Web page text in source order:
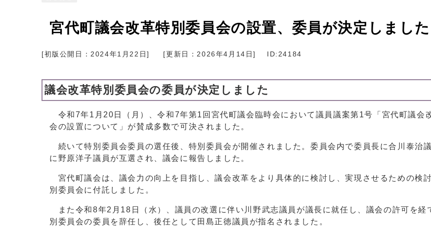
宮代町議会改革特別委員会の設置、委員が決定しました
[初版公開日：2024年1月22日] [更新日：2026年4月14日] ID:24184
議会改革特別委員会の委員が決定しました
令和7年1月20日（月）、令和7年第1回宮代町議会臨時会において議員議案第1号「宮代町議会
会の設置について」が賛成多数で可決されました。
続いて特別委員会委員の選任後、特別委員会が開催されました。委員会内で委員長に合川泰治
に野原洋子議員が互選され、議会に報告しました。
宮代町議会は、議会力の向上を目指し、議会改革をより具体的に検討し、実現させるための検
別委員会に付託しました。
また令和8年2月18日（水）、議員の改選に伴い川野武志議員が議長に就任し、議会の許可を経
別委員会の委員を辞任し、後任として田島正徳議員が指名されました。